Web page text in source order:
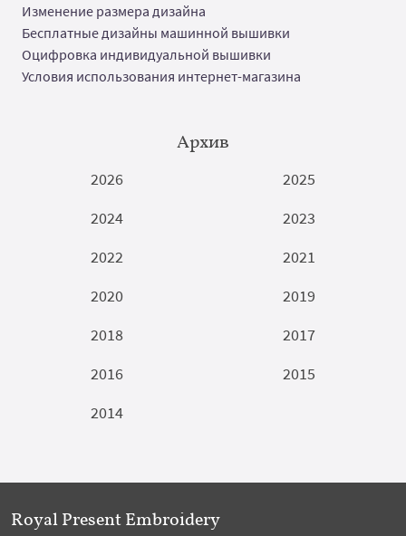
Изменение размера дизайна
Бесплатные дизайны машинной вышивки
Оцифровка индивидуальной вышивки
Условия использования интернет-магазина
Архив
2026
2025
2024
2023
2022
2021
2020
2019
2018
2017
2016
2015
2014
Royal Present Embroidery